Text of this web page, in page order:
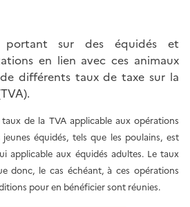
portant sur des équidés et
en lien avec ces animaux
différents taux de taxe sur la
de la TVA applicable aux opérations
équidés, tels que les poulains, est
applicable aux équidés adultes. Le taux
donc, le cas échéant, à ces opérations
pour en bénéficier sont réunies.